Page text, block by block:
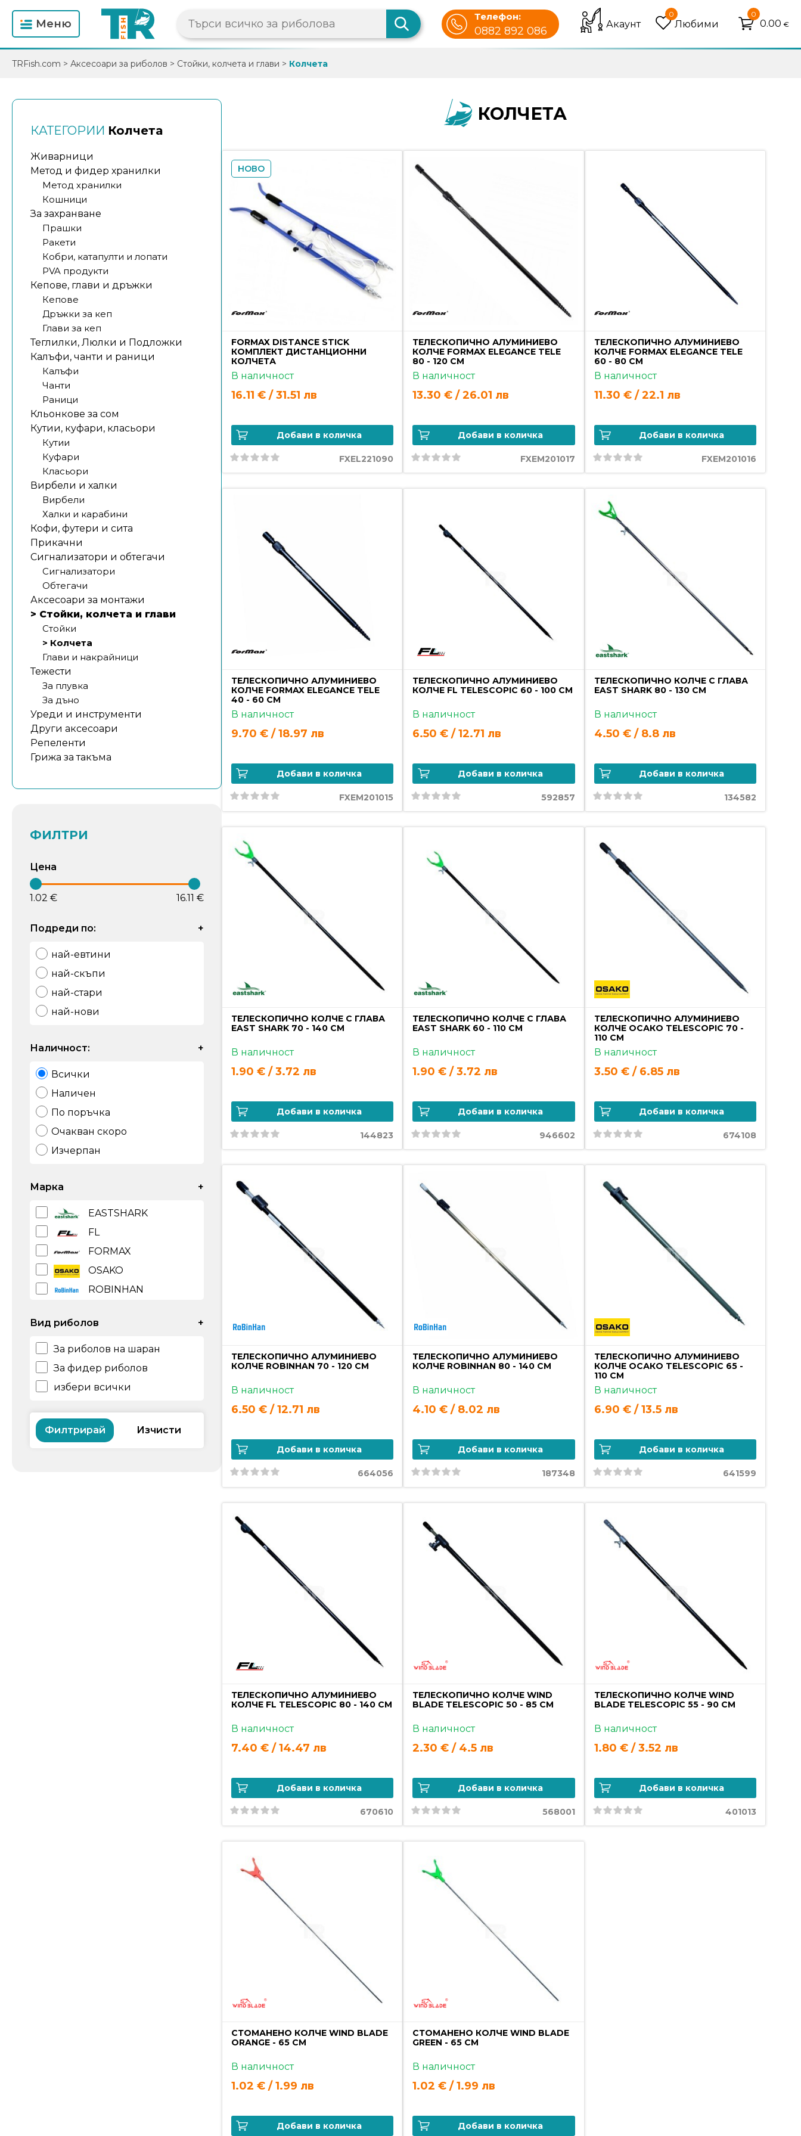
Mеню
Телефон:
0882 892 086
Акаунт
0
Любими
0
0.00 €
TRFish.com > Аксесоари за риболов > Стойки, колчета и глави > Колчета
КАТЕГОРИИ Колчета
Живарници
Метод и фидер хранилки
Метод хранилки
Кошници
За захранване
Прашки
Ракети
Кобри, катапулти и лопати
PVA продукти
Кепове, глави и дръжки
Кепове
Дръжки за кеп
Глави за кеп
Теглилки, Люлки и Подложки
Калъфи, чанти и раници
Калъфи
Чанти
Раници
Кльонкове за сом
Кутии, куфари, класьори
Кутии
Куфари
Класьори
Вирбели и халки
Вирбели
Халки и карабини
Кофи, футери и сита
Прикачни
Сигнализатори и обтегачи
Сигнализатори
Обтегачи
Аксесоари за монтажи
> Стойки, колчета и глави
Стойки
> Колчета
Глави и накрайници
Тежести
За плувка
За дъно
Уреди и инструменти
Други аксесоари
Репеленти
Грижа за такъма
ФИЛТРИ
Цена
1.02 € 16.11 €
Подреди по: +
най-евтини
най-скъпи
най-стари
най-нови
Наличност: +
Всички
Наличен
По поръчка
Очакван скоро
Изчерпан
Марка +
EASTSHARK
FL
FORMAX
OSAKO
ROBINHAN
избери всички
Вид риболов +
За риболов на шаран
За фидер риболов
избери всички
Филтрирай
КОЛЧЕТА
НОВО
FORMAX DISTANCE STICK
КОМПЛЕКТ ДИСТАНЦИОННИ
КОЛЧЕТА
В наличност
16.11 € / 31.51 лв
Добави в количка
FXEL221090
ТЕЛЕСКОПИЧНО АЛУМИНИЕВО
КОЛЧЕ FORMAX ELEGANCE TELE
80 - 120 СМ
В наличност
13.30 € / 26.01 лв
Добави в количка
FXEM201017
ТЕЛЕСКОПИЧНО АЛУМИНИЕВО
КОЛЧЕ FORMAX ELEGANCE TELE
60 - 80 СМ
В наличност
11.30 € / 22.1 лв
Добави в количка
FXEM201016
ТЕЛЕСКОПИЧНО АЛУМИНИЕВО
КОЛЧЕ FORMAX ELEGANCE TELE
40 - 60 СМ
В наличност
9.70 € / 18.97 лв
Добави в количка
FXEM201015
ТЕЛЕСКОПИЧНО АЛУМИНИЕВО
КОЛЧЕ FL TELESCOPIC 60 - 100 СМ
В наличност
6.50 € / 12.71 лв
Добави в количка
592857
ТЕЛЕСКОПИЧНО КОЛЧЕ С ГЛАВА
EAST SHARK 80 - 130 СМ
В наличност
4.50 € / 8.8 лв
Добави в количка
134582
ТЕЛЕСКОПИЧНО КОЛЧЕ С ГЛАВА
EAST SHARK 70 - 140 СМ
В наличност
1.90 € / 3.72 лв
Добави в количка
144823
ТЕЛЕСКОПИЧНО КОЛЧЕ С ГЛАВА
EAST SHARK 60 - 110 СМ
В наличност
1.90 € / 3.72 лв
Добави в количка
946602
ТЕЛЕСКОПИЧНО АЛУМИНИЕВО
КОЛЧЕ ОСАКО TELESCOPIC 70 -
110 СМ
В наличност
3.50 € / 6.85 лв
Добави в количка
674108
ТЕЛЕСКОПИЧНО АЛУМИНИЕВО
КОЛЧЕ ROBINHAN 70 - 120 СМ
В наличност
6.50 € / 12.71 лв
Добави в количка
664056
ТЕЛЕСКОПИЧНО АЛУМИНИЕВО
КОЛЧЕ ROBINHAN 80 - 140 СМ
В наличност
4.10 € / 8.02 лв
Добави в количка
187348
ТЕЛЕСКОПИЧНО АЛУМИНИЕВО
КОЛЧЕ ОСАКО TELESCOPIC 65 -
110 СМ
В наличност
6.90 € / 13.5 лв
Добави в количка
641599
ТЕЛЕСКОПИЧНО АЛУМИНИЕВО
КОЛЧЕ FL TELESCOPIC 80 - 140 СМ
В наличност
7.40 € / 14.47 лв
Добави в количка
670610
ТЕЛЕСКОПИЧНО КОЛЧЕ WIND
BLADE TELESCOPIC 50 - 85 СМ
В наличност
2.30 € / 4.5 лв
Добави в количка
568001
ТЕЛЕСКОПИЧНО КОЛЧЕ WIND
BLADE TELESCOPIC 55 - 90 СМ
В наличност
1.80 € / 3.52 лв
Добави в количка
401013
СТОМАНЕНО КОЛЧЕ WIND BLADE
ORANGE - 65 СМ
В наличност
1.02 € / 1.99 лв
Добави в количка
СТОМАНЕНО КОЛЧЕ WIND BLADE
GREEN - 65 СМ
В наличност
1.02 € / 1.99 лв
Добави в количка